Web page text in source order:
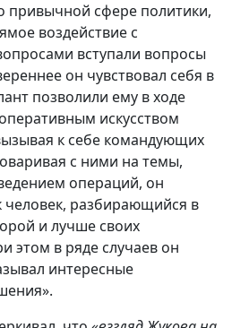
привычной сфере политики,
воздействие с
вступали вопросы
он чувствовал себя в
позволили ему в ходе
искусством
к себе командующих
с ними на темы,
операций, он
человек, разбирающийся в
и лучше своих
этом в ряде случаев он
интересные